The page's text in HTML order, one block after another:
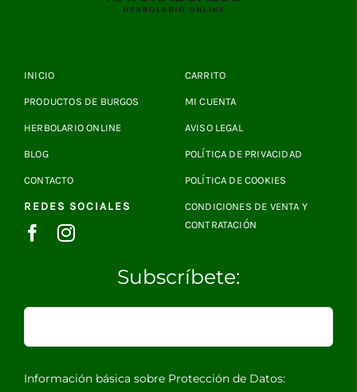
INICIO
PRODUCTOS DE BURGOS
HERBOLARIO ONLINE
BLOG
CONTACTO
REDES SOCIALES
CARRITO
MI CUENTA
AVISO LEGAL
POLÍTICA DE PRIVACIDAD
POLÍTICA DE COOKIES
CONDICIONES DE VENTA Y
CONTRATACIÓN
Subscríbete:
Información básica sobre Protección de Datos: